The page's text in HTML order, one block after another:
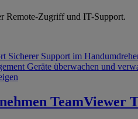
Remote-Zugriff und IT-Support.
Sicherer Support im
Geräte überwachen und
TeamViewer